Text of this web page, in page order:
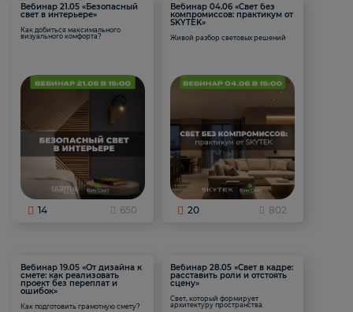
Вебинар 21.05 «Безопасный
свет в интерьере»
Как добиться максимального
визуального комфорта?
14 650
Вебинар 04.06 «Свет без
компромиссов: практикум от
SKYTEK»
Живой разбор световых решений
20 802
Вебинар 19.05 «От дизайна к
смете: как реализовать
проект без переплат и
ошибок»
Как подготовить грамотную смету?
Вебинар 28.05 «Свет в кадре:
расставить роли и отстоять
сцену»
Свет, который формирует
архитектуру пространства.